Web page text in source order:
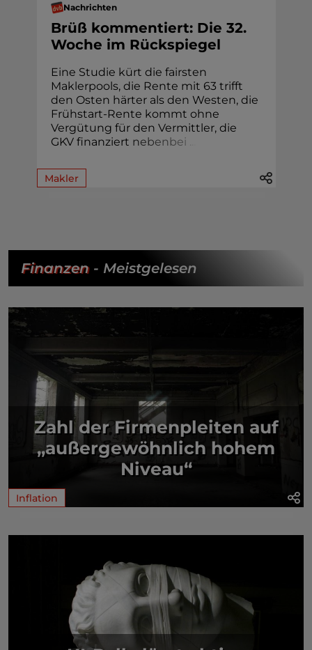
Nachrichten
Brüß kommentiert: Die 32.
Woche im Rückspiegel
Eine Studie kürt die fairsten
Maklerpools, die Rente mit 63 trifft
den Osten härter als den Westen, die
Frühstart-Rente kommt ohne
Vergütung für den Vermittler, die
GKV finanziert nebenbei
Makler
Finanzen- Meistgelesen
Zahl der Firmenpleiten auf
„außergewöhnlich hohem
Niveau“
Inflation